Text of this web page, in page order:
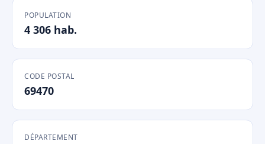
POPULATION
4 306 hab.
CODE POSTAL
69470
DÉPARTEMENT